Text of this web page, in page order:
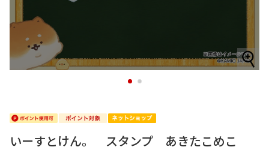
1 2
いーすとけん。 スタンプ あきたこめこ